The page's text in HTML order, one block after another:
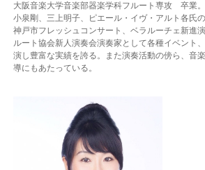
大阪音楽大学音楽部器楽学科フルート専攻 卒業。
小泉剛、三上明子、ピエール・イヴ・アルト各氏
神戸市フレッシュコンサート、ベラルーチェ新進演
ルート協会新人演奏会演奏家として各種イベント
演し豊富な実績を誇る。
また演奏活動の傍ら、音
導にもあたっている。